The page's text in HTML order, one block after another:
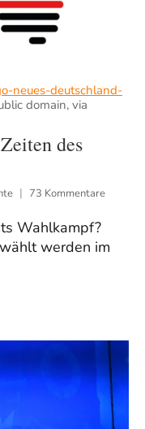
neues-deutschland-
domain, via
des
73 Kommentare
Wahlkampf?
werden im